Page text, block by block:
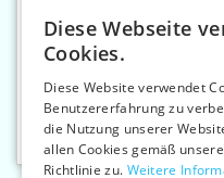
1
Diese Webseite
Cookies.
Diese Website verwendet
Benutzererfahrung zu
die Nutzung unserer
allen Cookies gemäß
Richtlinie zu. Weitere